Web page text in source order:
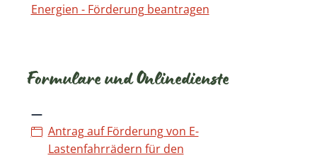
Energien - Förderung beantragen
Formulare und Onlinedienste
Antrag auf Förderung von E-
Lastenfahrrädern für den